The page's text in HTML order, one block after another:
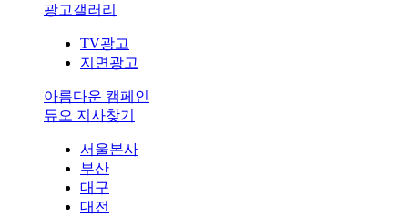
광고갤러리
TV광고
지면광고
아름다운 캠페인
듀오 지사찾기
서울본사
부산
대구
대전